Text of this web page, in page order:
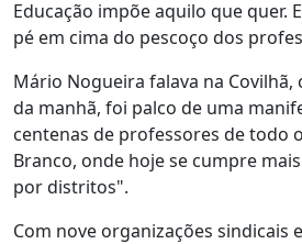
Educação impõe aquilo que quer.
pé em cima do pescoço dos
Mário Nogueira falava na Covilhã,
da manhã, foi palco de uma
centenas de professores de todo
Branco, onde hoje se cumpre
por distritos".
Com nove organizações sindicais